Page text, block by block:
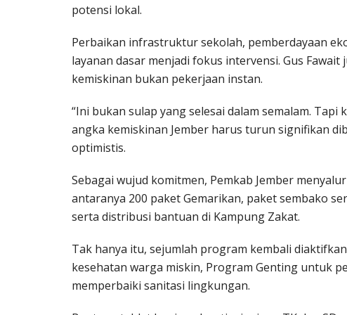
potensi lokal.
Perbaikan infrastruktur sekolah, pemberdayaan
layanan dasar menjadi fokus intervensi. Gus
kemiskinan bukan pekerjaan instan.
“Ini bukan sulap yang selesai dalam semalam.
angka kemiskinan Jember harus turun signifikan
optimistis.
Sebagai wujud komitmen, Pemkab Jember
antaranya 200 paket Gemarikan, paket sembako
serta distribusi bantuan di Kampung Zakat.
Tak hanya itu, sejumlah program kembali
kesehatan warga miskin, Program Genting untuk
memperbaiki sanitasi lingkungan.